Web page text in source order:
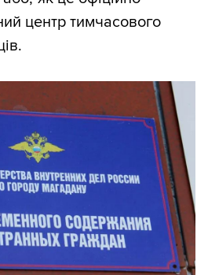
центр тимчасового